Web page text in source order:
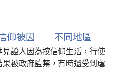
仰被囚——不同地區
證人因為按信仰生活，行使
被政府監禁，有時還受到虐